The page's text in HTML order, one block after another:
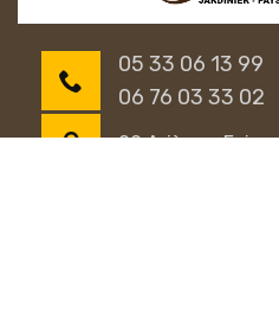
05 33 06 13 99
06 76 03 33 02
09 Ariège - Foix -